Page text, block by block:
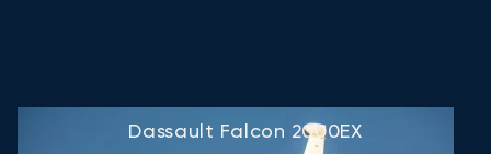
Dassault Falcon 2000EX